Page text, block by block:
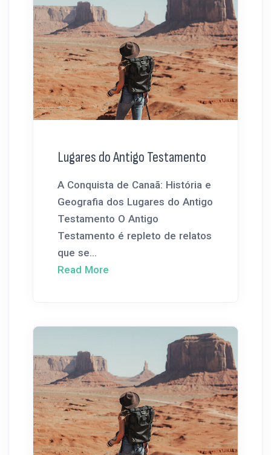
Lugares do Antigo Testamento
A Conquista de Canaã: História e
Geografia dos Lugares do Antigo
Testamento O Antigo
Testamento é repleto de relatos
que se...
Read More